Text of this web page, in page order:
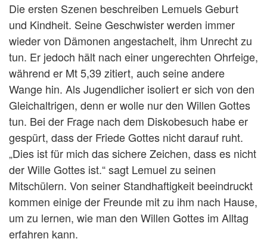
Die ersten Szenen beschreiben Lemuels Geburt
und Kindheit. Seine Geschwister werden immer
wieder von Dämonen angestachelt, ihm Unrecht zu
tun. Er jedoch hält nach einer ungerechten Ohrfeige,
während er Mt 5,39 zitiert, auch seine andere
Wange hin. Als Jugendlicher isoliert er sich von den
Gleichaltrigen, denn er wolle nur den Willen Gottes
tun. Bei der Frage nach dem Diskobesuch habe er
gespürt, dass der Friede Gottes nicht darauf ruht.
„Dies ist für mich das sichere Zeichen, dass es nicht
der Wille Gottes ist.“ sagt Lemuel zu seinen
Mitschülern. Von seiner Standhaftigkeit beeindruckt
kommen einige der Freunde mit zu ihm nach Hause,
um zu lernen, wie man den Willen Gottes im Alltag
erfahren kann.